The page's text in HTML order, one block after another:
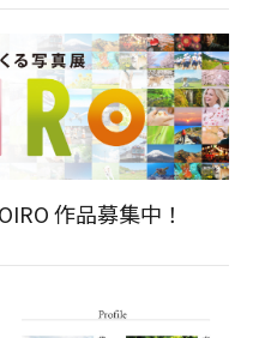
作品募集中！